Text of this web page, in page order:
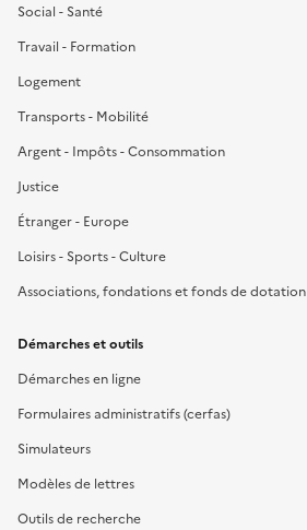
Social - Santé
Travail - Formation
Logement
Transports - Mobilité
Argent - Impôts - Consommation
Justice
Étranger - Europe
Loisirs - Sports - Culture
Associations, fondations et fonds de dotation
Démarches et outils
Démarches en ligne
Formulaires administratifs (cerfas)
Simulateurs
Modèles de lettres
Outils de recherche